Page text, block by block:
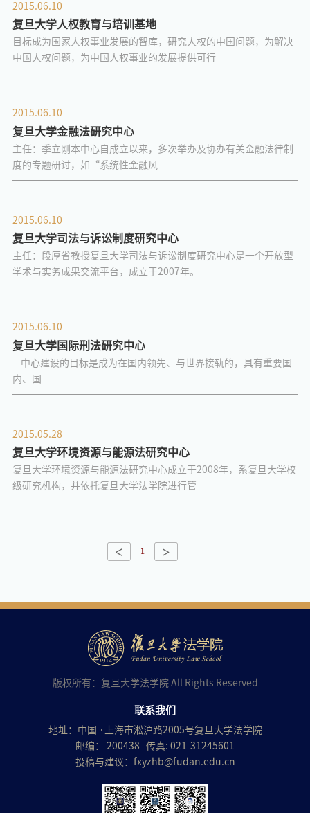
2015.06.10
复旦大学人权教育与培训基地
目标成为国家人权事业发展的智库，研究人权的中国问题，为解决
中国人权问题，为中国人权事业的发展提供可行
2015.06.10
复旦大学金融法研究中心
主任：季立刚本中心自成立以来，多次举办及协办有关金融法律制
度的专题研讨，如“系统性金融风
2015.06.10
复旦大学司法与诉讼制度研究中心
主任：段厚省教授复旦大学司法与诉讼制度研究中心是一个开放型
学术与实务成果交流平台，成立于2007年。
2015.06.10
复旦大学国际刑法研究中心
中心建设的目标是成为在国内领先、与世界接轨的，具有重要国
内、国
2015.05.28
复旦大学环境资源与能源法研究中心
复旦大学环境资源与能源法研究中心成立于2008年，系复旦大学校
级研究机构，并依托复旦大学法学院进行管
< 1 >
版权所有：复旦大学法学院 All Rights Reserved
联系我们
地址：中国 ·上海市淞沪路2005号复旦大学法学院
邮编： 200438 传真: 021-31245601
投稿与建议： fxyzhb@fudan.edu.cn